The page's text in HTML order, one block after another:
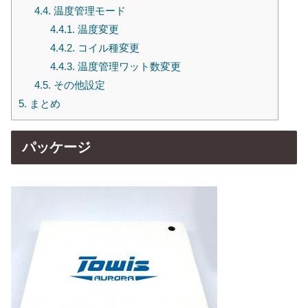
4.4. 温度管理モード
4.4.1. 温度変更
4.4.2. コイル種変更
4.4.3. 温度管理ワット数変更
4.5. その他設定
5. まとめ
パッケージ